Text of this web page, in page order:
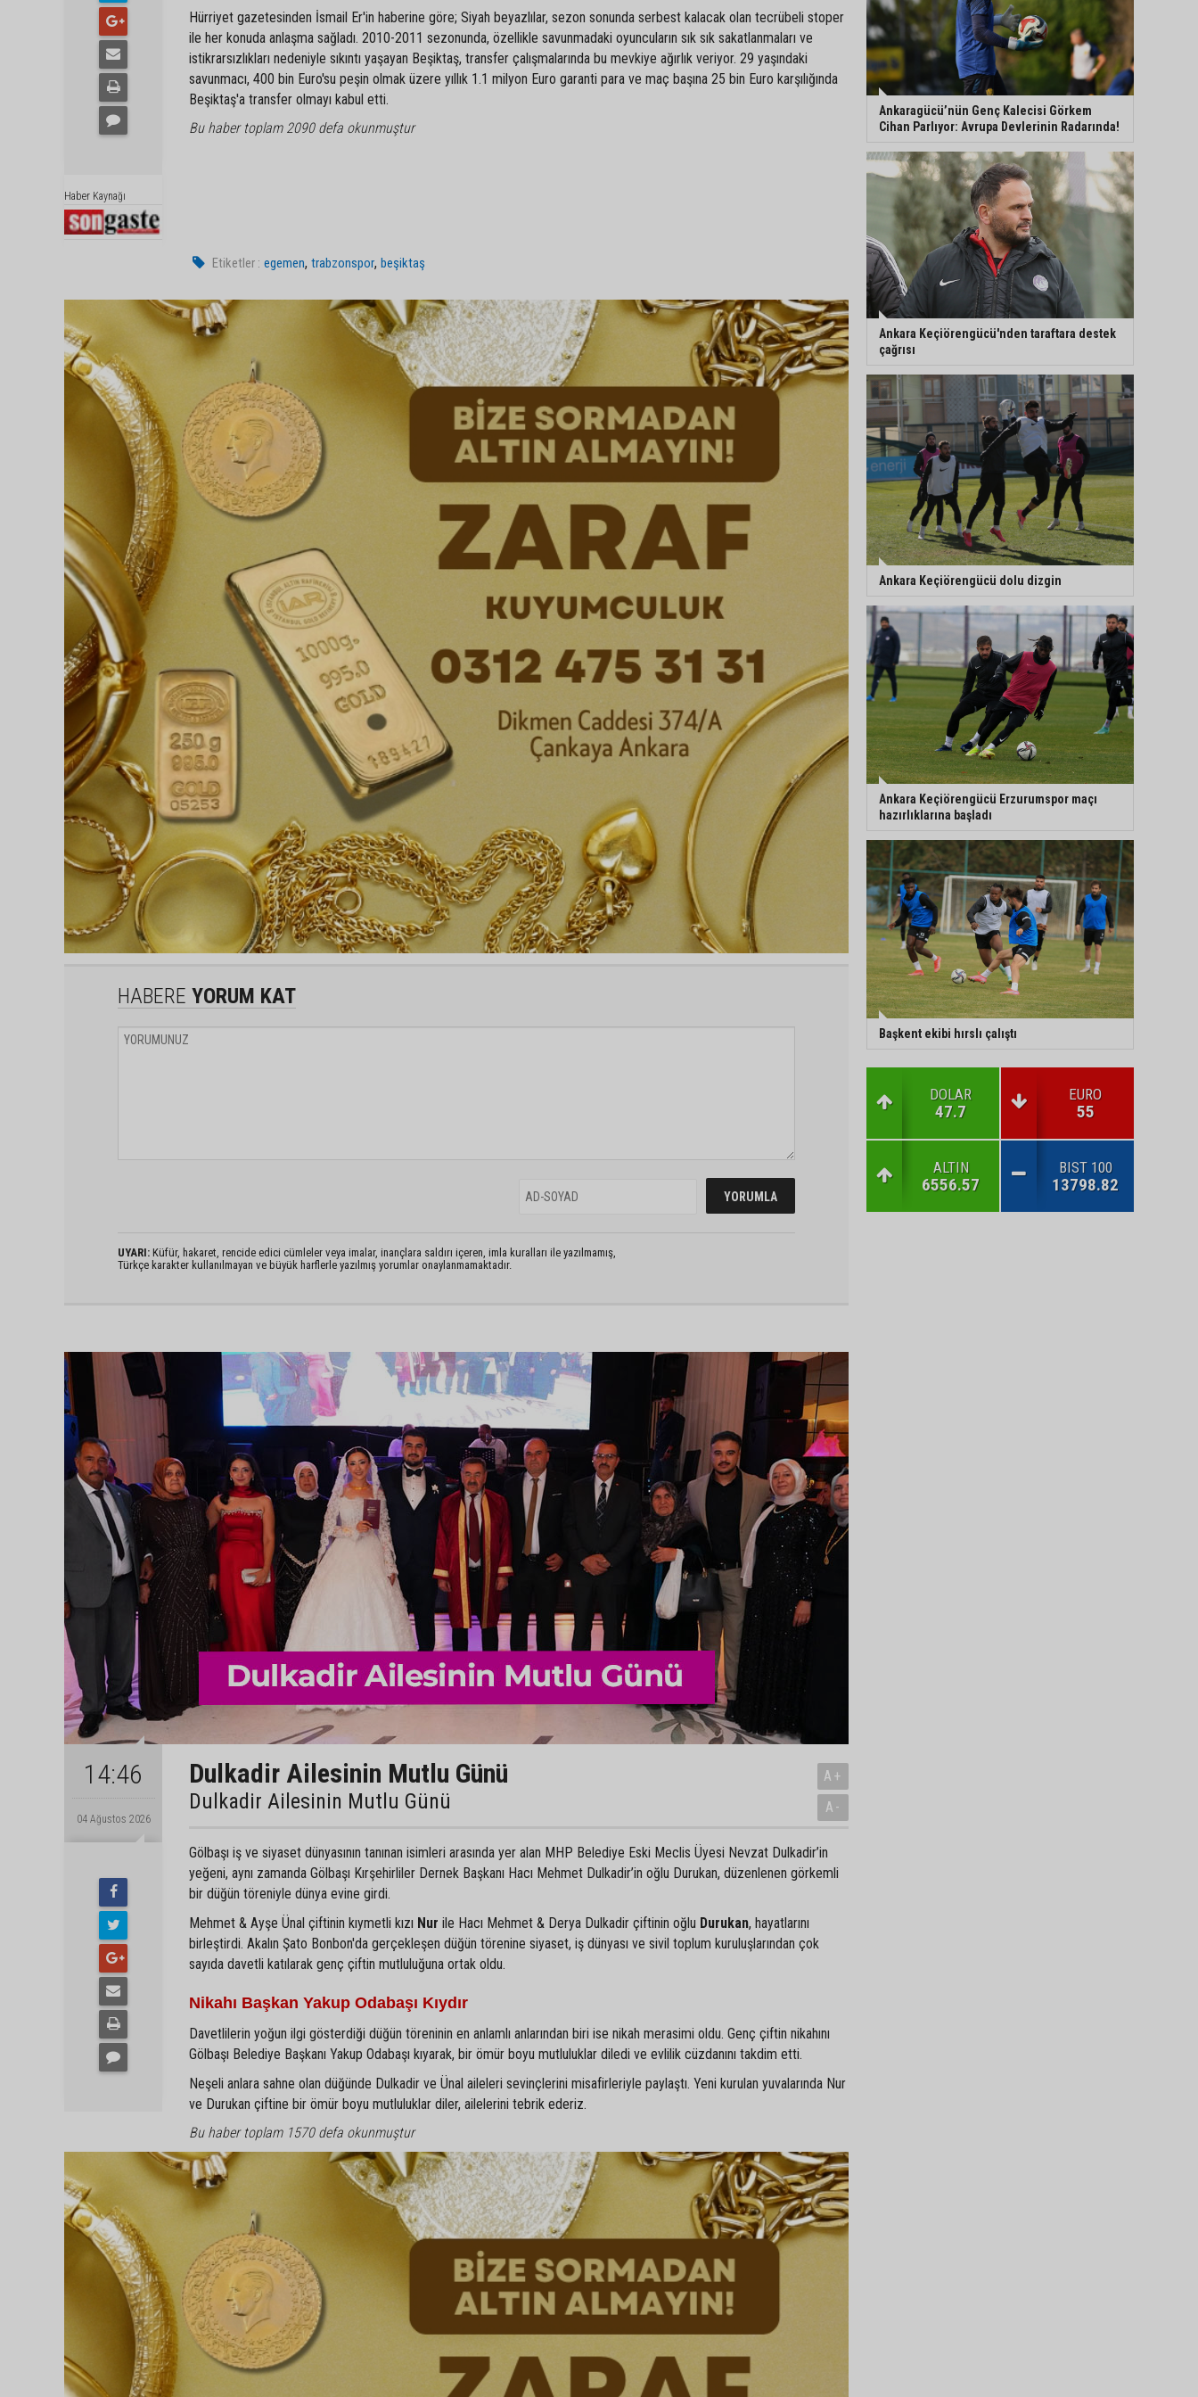
Haber Kaynağı
Hürriyet gazetesinden İsmail Er'in haberine göre; Siyah beyazlılar, sezon sonunda serbest kalacak olan tecrübeli stoper
ile her konuda anlaşma sağladı. 2010-2011 sezonunda, özellikle savunmadaki oyuncuların sık sık sakatlanmaları ve
istikrarsızlıkları nedeniyle sıkıntı yaşayan Beşiktaş, transfer çalışmalarında bu mevkiye ağırlık veriyor. 29 yaşındaki
savunmacı, 400 bin Euro'su peşin olmak üzere yıllık 1.1 milyon Euro garanti para ve maç başına 25 bin Euro karşılığında
Beşiktaş'a transfer olmayı kabul etti.
Bu haber toplam 2090 defa okunmuştur
Etiketler : egemen,trabzonspor,beşiktaş
HABERE YORUM KAT
UYARI: Küfür, hakaret, rencide edici cümleler veya imalar, inançlara saldırı içeren, imla kuralları ile yazılmamış,
Türkçe karakter kullanılmayan ve büyük harflerle yazılmış yorumlar onaylanmamaktadır.
14:46
04 Ağustos 2026
Dulkadir Ailesinin Mutlu Günü
Dulkadir Ailesinin Mutlu Günü
A+
A-
Gölbaşı iş ve siyaset dünyasının tanınan isimleri arasında yer alan MHP Belediye Eski Meclis Üyesi Nevzat Dulkadir’in
yeğeni, aynı zamanda Gölbaşı Kırşehirliler Dernek Başkanı Hacı Mehmet Dulkadir’in oğlu Durukan, düzenlenen görkemli
bir düğün töreniyle dünya evine girdi.
Mehmet & Ayşe Ünal çiftinin kıymetli kızı Nur ile Hacı Mehmet & Derya Dulkadir çiftinin oğlu Durukan, hayatlarını
birleştirdi. Akalın Şato Bonbon'da gerçekleşen düğün törenine siyaset, iş dünyası ve sivil toplum kuruluşlarından çok
sayıda davetli katılarak genç çiftin mutluluğuna ortak oldu.
Nikahı Başkan Yakup Odabaşı Kıydır
Davetlilerin yoğun ilgi gösterdiği düğün töreninin en anlamlı anlarından biri ise nikah merasimi oldu. Genç çiftin nikahını
Gölbaşı Belediye Başkanı Yakup Odabaşı kıyarak, bir ömür boyu mutluluklar diledi ve evlilik cüzdanını takdim etti.
Neşeli anlara sahne olan düğünde Dulkadir ve Ünal aileleri sevinçlerini misafirleriyle paylaştı. Yeni kurulan yuvalarında Nur
ve Durukan çiftine bir ömür boyu mutluluklar diler, ailelerini tebrik ederiz.
Bu haber toplam 1570 defa okunmuştur
Ankaragücü’nün Genç Kalecisi Görkem
Cihan Parlıyor: Avrupa Devlerinin Radarında!
Ankara Keçiörengücü'nden taraftara destek
çağrısı
Ankara Keçiörengücü dolu dizgin
Ankara Keçiörengücü Erzurumspor maçı
hazırlıklarına başladı
Başkent ekibi hırslı çalıştı
DOLAR
47.7
EURO
55
ALTIN
6556.57
BIST 100
13798.82